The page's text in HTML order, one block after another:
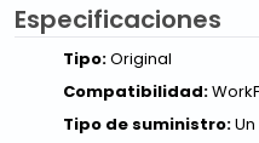
Especificaciones
Tipo:Original
Compatibilidad:
Tipo de suministro: